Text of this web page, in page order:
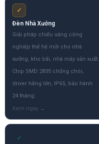
✓
Đèn Nhà Xưởng
Giải pháp chiếu sáng công
nghiệp thế hệ mới cho nhà
xưởng, kho bãi, nhà máy sản xuất.
Chip SMD 2835 chống chói,
driver hãng lớn, IP65, bảo hành
24 tháng.
✓